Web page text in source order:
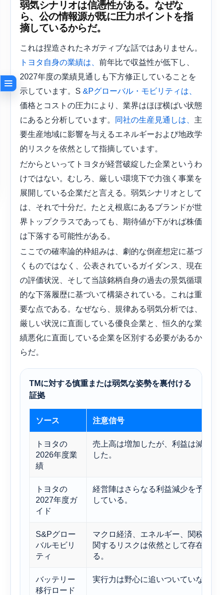
弱気シナリオは信憑性がある。なぜな
ら、公の情報源が既に圧力ポイントを指
摘しているからだ。
これは捏造されたネガティブな話ではありません。
トヨタ自身の業績は、 前年比で収益性が低下し、
2027年度の業績見通しも下方修正していることを
示しています。S &Pグローバル・モビリティは、
価格とコストの圧力により、業界はほぼ横ばい状態
にあると分析しています。
同社の生産見通しは、 主
要生産地域に影響を与えるエネルギーおよび地政学
的リスクを依然として指摘しています。
だからといってトヨタが経営破綻した企業というわ
けではない。むしろ、厳しい環境下で力強く事業を
展開している企業だと言える。弱気シナリオとして
は、それで十分だ。たとえ根底にあるブランドが世
界トップクラスであっても、期待値が下がれば株価
は下落する可能性がある。
ここでの確率論的枠組みは、劇的な倒産想定に基づ
くものではなく、公表されているガイダンス、現在
の評価状況、そして当該銘柄自身の過去の景気循環
的な下落履歴に基づいて構築されている。これは重
要な点である。なぜなら、規律ある弱気分析では、
厳しい状況に直面している優良企業と、恒久的な業
績悪化に直面している企業を区別する必要があるか
らだ。
TMに対する慎重または弱気な姿勢を裏付ける
証拠
ソース 注意信号
トヨタの
2026年度業
績
売上高は増加したが、利益は減少
した。
トヨタの
2027年度ガ
イド
経営陣はさらなる利益減少を予想
している。
S&Pグロー
バルモビリ
ティ
マクロ経済、エネルギー、関税に
関するリスクは依然として存在す
る。
バッテリー
移行ロード
実行力は野心に追いついていない